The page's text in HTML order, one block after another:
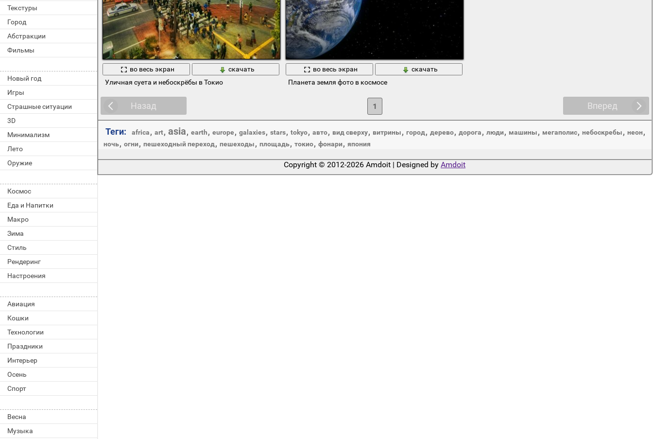
Текстуры
Город
Абстракции
Фильмы
Новый год
Игры
Страшные ситуации
3D
Минимализм
Лето
Оружие
Космос
Еда и Напитки
Макро
Зима
Стиль
Рендеринг
Настроения
Авиация
Кошки
Технологии
Праздники
Интерьер
Осень
Спорт
Весна
Музыка
во весь экран
скачать
Уличная суета и небоскрёбы в Токио
во весь экран
скачать
Планета земля фото в космосе
Назад Вперед
1
Теги: africa, art, asia, earth, europe, galaxies, stars, tokyo, авто, вид сверху, витрины, город, дерево, дорога, люди, машины, мегаполис, небоскребы, неон,
ночь, огни, пешеходный переход, пешеходы, площадь, токио, фонари, япония
Copyright © 2012-2026 Amdoit | Designed by Amdoit